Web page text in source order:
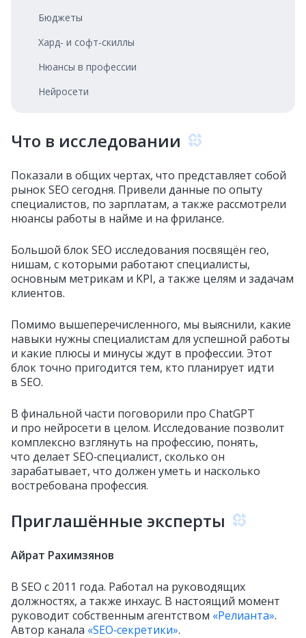
Бюджеты
Хард‑ и софт‑скиллы
Нюансы в профессии
Нейросети
Что в исследовании
Показали в общих чертах, что представляет собой
рынок SEO сегодня. Привели данные по опыту
специалистов, по зарплатам, а также рассмотрели
нюансы работы в найме и на фрилансе.
Большой блок SEO исследования посвящён гео,
нишам, с которыми работают специалисты,
основным метрикам и KPI, а также целям и задачам
клиентов.
Помимо вышеперечисленного, мы выяснили, какие
навыки нужны специалистам для успешной работы
и какие плюсы и минусы ждут в профессии. Этот
блок точно пригодится тем, кто планирует идти
в SEO.
В финальной части поговорили про ChatGPT
и про нейросети в целом. Исследование позволит
комплексно взглянуть на профессию, понять,
что делает SEO‑специалист, сколько он
зарабатывает, что должен уметь и насколько
востребована профессия.
Приглашённые эксперты
Айрат Рахимзянов
В SEO с 2011 года. Работал на руководящих
должностях, а также инхаус. В настоящий момент
руководит собственным агентством «Релианта».
Автор канала «SEO‑секретики».